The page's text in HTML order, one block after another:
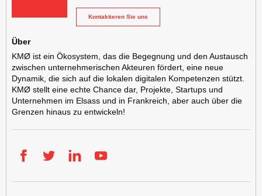
Kontaktieren Sie uns
Über
KMØ ist ein Ökosystem, das die Begegnung und den Austausch
zwischen unternehmerischen Akteuren fördert, eine neue
Dynamik, die sich auf die lokalen digitalen Kompetenzen stützt.
KMØ stellt eine echte Chance dar, Projekte, Startups und
Unternehmen im Elsass und in Frankreich, aber auch über die
Grenzen hinaus zu entwickeln!